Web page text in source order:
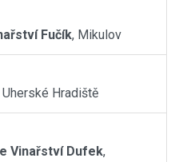
Fučík, Mikulov
Uherské Hradiště
Vinařství Dufek,